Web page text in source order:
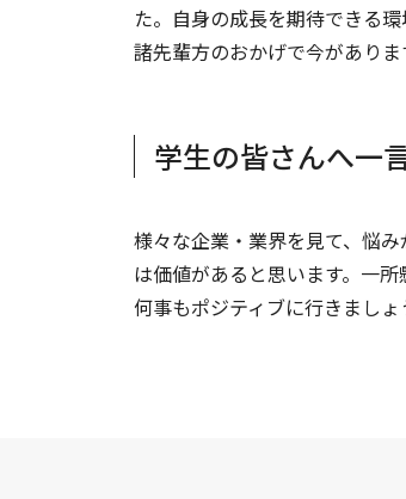
た。自身の成長を期待できる
諸先輩方のおかげで今がありま
学生の皆さんへ一
様々な企業・業界を見て、悩
は価値があると思います。一
何事もポジティブに行きましょ